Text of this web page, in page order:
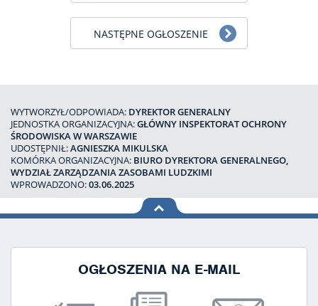
NASTĘPNE OGŁOSZENIE
WYTWORZYŁ/ODPOWIADA: DYREKTOR GENERALNY
JEDNOSTKA ORGANIZACYJNA:GŁÓWNY INSPEKTORAT OCHRONY
ŚRODOWISKA W WARSZAWIE
UDOSTĘPNIŁ:AGNIESZKA MIKULSKA
KOMÓRKA ORGANIZACYJNA: BIURO DYREKTORA GENERALNEGO,
WYDZIAŁ ZARZĄDZANIA ZASOBAMI LUDZKIMI
WPROWADZONO:03.06.2025
na górę
OGŁOSZENIA NA E-MAIL